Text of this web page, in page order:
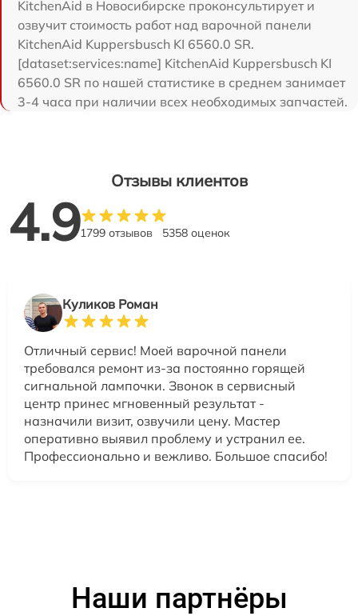
KitchenAid в Новосибирске проконсультирует и
озвучит стоимость работ над варочной панели
KitchenAid Kuppersbusch KI 6560.0 SR.
[dataset:services:name] KitchenAid Kuppersbusch KI
6560.0 SR по нашей статистике в среднем занимает
3-4 часа при наличии всех необходимых запчастей.
Отзывы клиентов
4.91799 отзывов 5358 оценок
Куликов Роман
Отличный сервис! Моей варочной панели
требовался ремонт из-за постоянно горящей
сигнальной лампочки. Звонок в сервисный
центр принес мгновенный результат -
назначили визит, озвучили цену. Мастер
оперативно выявил проблему и устранил ее.
Профессионально и вежливо. Большое спасибо!
Наши партнёры